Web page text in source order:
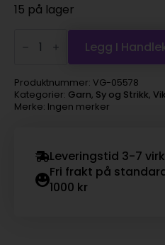
15 på lager
Garn
Sportsragg
578
mørk
lyng
antall
Legg I
Produktnummer: VG-05578
Kategorier: Garn, Sy og Strikk,
Merke: Ingen merker
Leveringstid 3-7
Fri frakt på
1000 kr